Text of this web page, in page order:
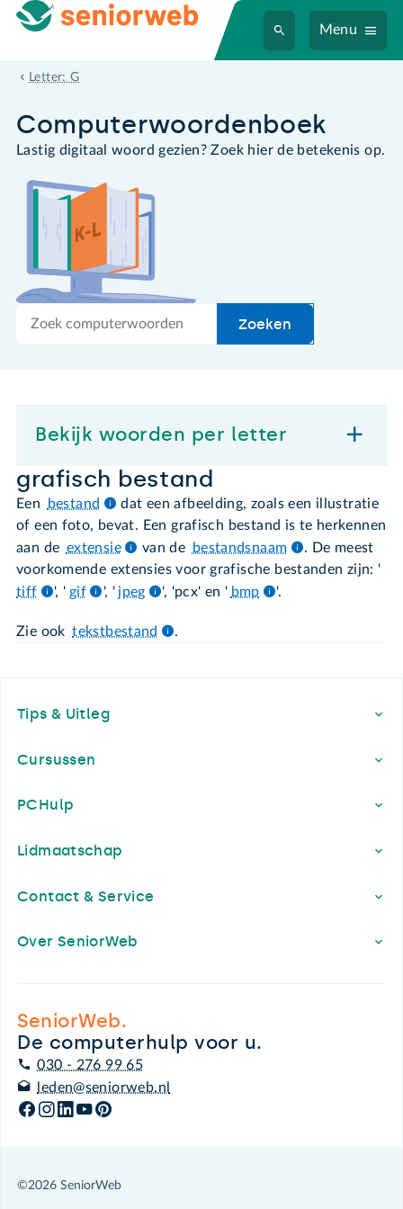
Menu
Letter: G
grafisch bestand
Computer­woordenboek
Lastig digitaal woord gezien? Zoek hier de betekenis op.
Zoek
Zoeken
Bekijk woorden per letter
grafisch bestand
Een bestand
dat een afbeelding, zoals een illustratie
of een foto, bevat. Een grafisch bestand is te herkennen
aan de extensie van de bestandsnaam
. De meest
voorkomende extensies voor grafische bestanden zijn: '
tiff
', ' gif ', ' jpeg ', 'pcx' en ' bmp '.
Zie ook tekstbestand .
Tips & Uitleg
Cursussen
PCHulp
Lidmaatschap
Contact & Service
Over SeniorWeb
SeniorWeb.
De computerhulp voor u.
030 - 276 99 65
leden@seniorweb.nl
©2026 SeniorWeb